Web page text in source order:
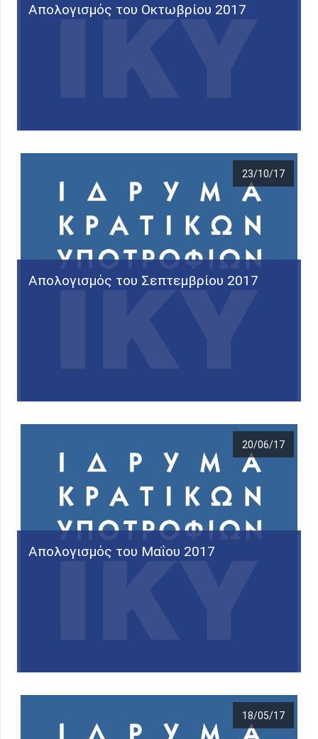
Απολογισμός του Οκτωβρίου 2017
23/10/17
Απολογισμός του Σεπτεμβρίου 2017
20/06/17
Απολογισμός του Μαΐου 2017
18/05/17